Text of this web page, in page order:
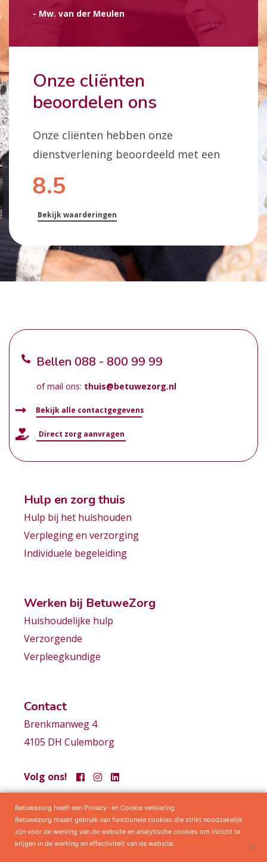
Onze cliënten
beoordelen ons
Onze cliënten hebben onze
dienstverlening beoordeeld met een
8.5
Bekijk waarderingen
- Mw. van der Meulen
Bellen 088 - 800 99 99
of mail ons: thuis@betuwezorg.nl
Bekijk alle contactgegevens
Direct zorg aanvragen
Hulp en zorg thuis
Hulp bij het huishouden
Verpleging en verzorging
Individuele begeleiding
Werken bij BetuweZorg
Huishoudelijke hulp
Verzorgende
Verpleegkundige
Contact
Brenkmanweg 4
4105 DH Culemborg
Volg ons!
Samenwerkingen Privacy statement Algemene voorwaarden
Betuwezorg heeft een Privacy- en Cookie verklaring
Betuwezorg maakt gebruik van functionele cookies die strikt noodzakelijk
zijn voor de werking van de website en analytische cookies om inzicht te
krijgen in de werking en effectiviteit van de website.